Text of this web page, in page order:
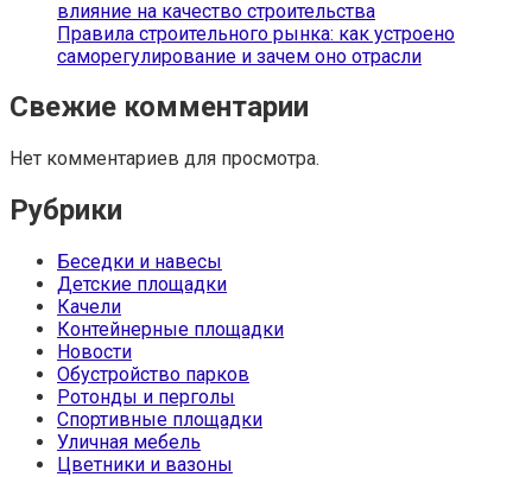
влияние на качество строительства
Правила строительного рынка: как устроено
саморегулирование и зачем оно отрасли
Свежие комментарии
Нет комментариев для просмотра.
Рубрики
Беседки и навесы
Детские площадки
Качели
Контейнерные площадки
Новости
Обустройство парков
Ротонды и перголы
Спортивные площадки
Уличная мебель
Цветники и вазоны